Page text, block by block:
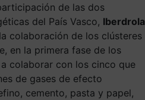
de las dos
del País Vasco, Iberdrola
colaboración de los clústeres
en la primera fase de los
colaborar con los cinco que
de gases de efecto
cemento, pasta y papel,